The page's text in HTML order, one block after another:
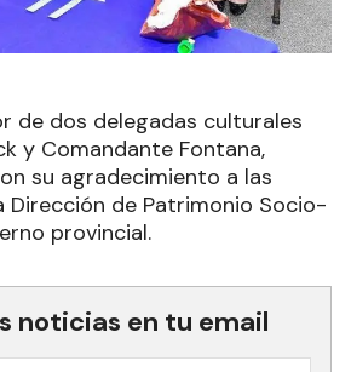
de dos delegadas culturales
y Comandante Fontana,
su agradecimiento a las
Dirección de Patrimonio Socio-
provincial.
noticias en tu email